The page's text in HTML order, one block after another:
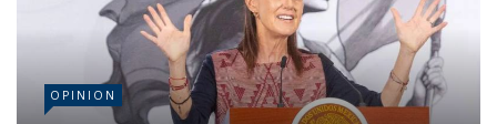
OPINION